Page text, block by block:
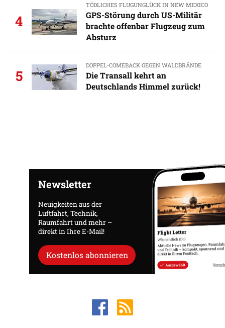
4
TÖDLICHES FLUGUNGLÜCK IN NEW MEXICO
GPS-Störung durch US-Militär
brachte offenbar Flugzeug zum
Absturz
5
DOPPEL-COMEBACK GEGEN WALDBRÄNDE
Die Transall kehrt an
Deutschlands Himmel zurück!
Newsletter
Neuigkeiten aus der
Luftfahrt, Technik,
Raumfahrt und mehr –
direkt in Ihre E-Mail!
Kostenlos abonnieren